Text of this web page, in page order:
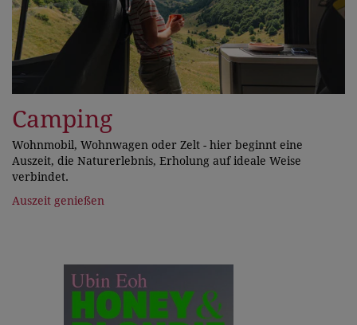
Camping
Wohnmobil, Wohnwagen oder Zelt - hier beginnt eine
Auszeit, die Naturerlebnis, Erholung auf ideale Weise
verbindet.
Auszeit genießen